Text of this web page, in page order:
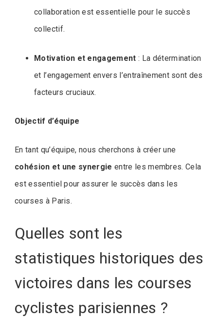
collaboration est essentielle pour le succès
collectif.
Motivation et engagement : La détermination
et l’engagement envers l’entraînement sont des
facteurs cruciaux.
Objectif d’équipe
En tant qu’équipe, nous cherchons à créer une
cohésion et une synergie entre les membres. Cela
est essentiel pour assurer le succès dans les
courses à Paris.
Quelles sont les
statistiques historiques des
victoires dans les courses
cyclistes parisiennes ?